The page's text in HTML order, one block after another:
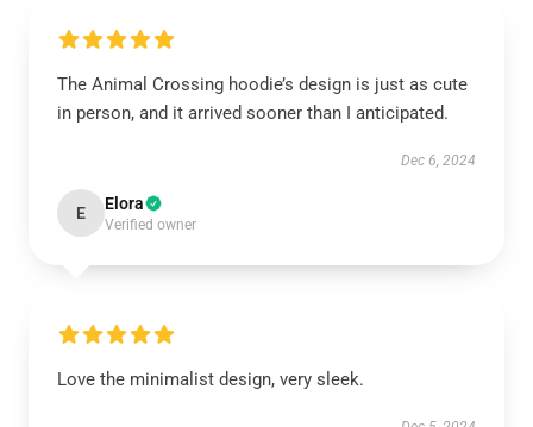
The Animal Crossing hoodie’s design is just as cute
in person, and it arrived sooner than I anticipated.
Dec 6, 2024
E Elora
Verified owner
Love the minimalist design, very sleek.